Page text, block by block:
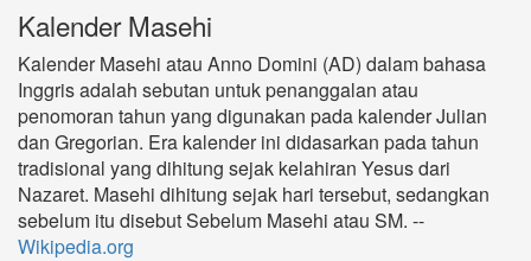
Kalender Masehi
Kalender Masehi atau Anno Domini (AD) dalam bahasa
Inggris adalah sebutan untuk penanggalan atau
penomoran tahun yang digunakan pada kalender Julian
dan Gregorian. Era kalender ini didasarkan pada tahun
tradisional yang dihitung sejak kelahiran Yesus dari
Nazaret. Masehi dihitung sejak hari tersebut, sedangkan
sebelum itu disebut Sebelum Masehi atau SM. --
Wikipedia.org